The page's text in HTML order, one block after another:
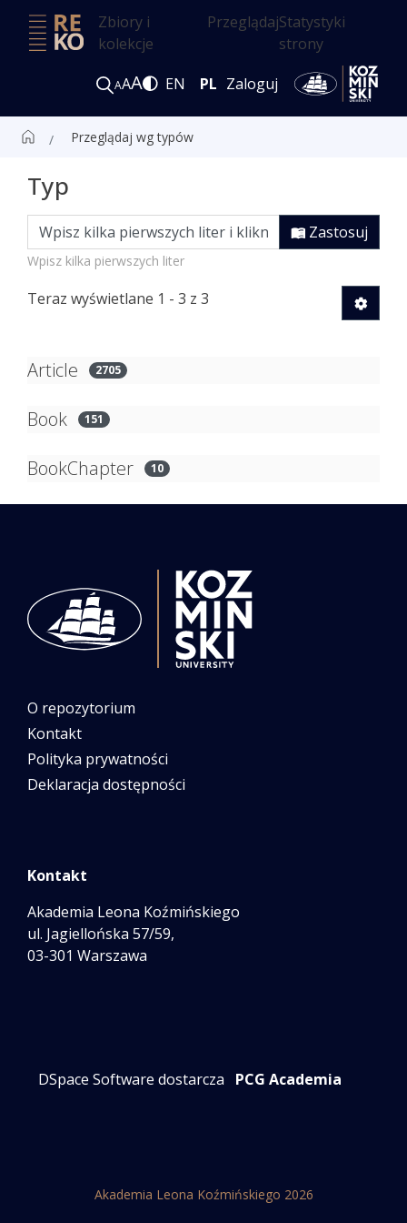
Zbiory i
kolekcje
PrzeglądajStatystyki
strony
AAA EN PL Zaloguj
Przeglądaj wg typów
Typ
Zastosuj
Wpisz kilka pierwszych liter
Teraz wyświetlane 1 - 3 z 3
Article 2705
Book 151
BookChapter 10
O repozytorium
Kontakt
Polityka prywatności
Deklaracja dostępności
Kontakt
Akademia Leona Koźmińskiego
ul. Jagiellońska 57/59,
03-301 Warszawa
DSpace Software dostarcza PCG Academia
Akademia Leona Koźmińskiego 2026